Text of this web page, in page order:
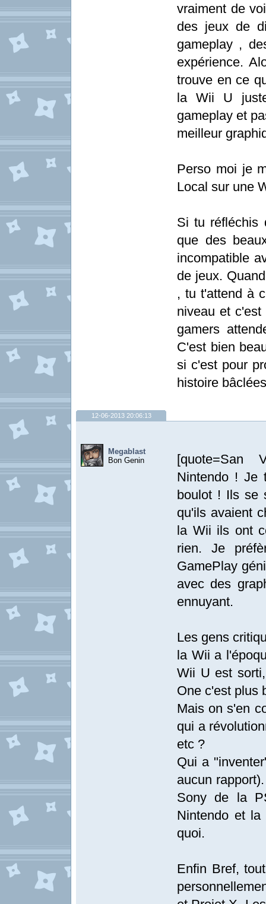
vraiment de
des jeux de
gameplay ,
expérience.
trouve en ce
la Wii U
gameplay et
meilleur
Perso moi je
Local sur une
Si tu réfléchis
que des
incompatible
de jeux.
, tu t'attend à
niveau et
gamers
C'est bien
si c'est pour
histoire
12-06-2013 20:06:13
Megablast
Bon Genin
[quote=San
Nintendo ! Je
boulot ! Ils se
qu'ils avaient
la Wii ils ont
rien. Je
GamePlay
avec des
ennuyant.
Les gens
la Wii a
Wii U est
One c'est plus
Mais on s'en
qui a
etc ?
Qui a
aucun
Sony de la
Nintendo et la
quoi.
Enfin Bref,